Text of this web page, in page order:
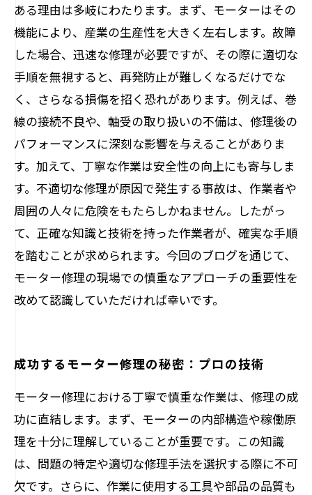
ある理由は多岐にわたります。まず、モーターはその
機能により、産業の生産性を大きく左右します。故障
した場合、迅速な修理が必要ですが、その際に適切な
手順を無視すると、再発防止が難しくなるだけでな
く、さらなる損傷を招く恐れがあります。例えば、巻
線の接続不良や、軸受の取り扱いの不備は、修理後の
パフォーマンスに深刻な影響を与えることがありま
す。加えて、丁寧な作業は安全性の向上にも寄与しま
す。不適切な修理が原因で発生する事故は、作業者や
周囲の人々に危険をもたらしかねません。したがっ
て、正確な知識と技術を持った作業者が、確実な手順
を踏むことが求められます。今回のブログを通じて、
モーター修理の現場での慎重なアプローチの重要性を
改めて認識していただければ幸いです。
成功するモーター修理の秘密：プロの技術
モーター修理における丁寧で慎重な作業は、修理の成
功に直結します。まず、モーターの内部構造や稼働原
理を十分に理解していることが重要です。この知識
は、問題の特定や適切な修理手法を選択する際に不可
欠です。さらに、作業に使用する工具や部品の品質も